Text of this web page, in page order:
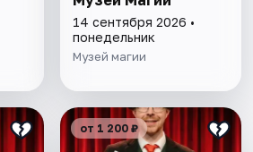
14 сентября 2026 •
понедельник
Музей магии
от 1 200 ₽